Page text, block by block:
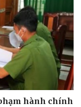
hành chính